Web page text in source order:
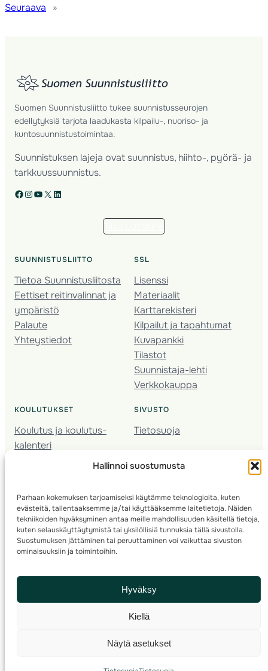
Hallinnoi suostumusta
Parhaan kokemuksen tarjoamiseksi käytämme teknologioita, kuten
evästeitä, tallentaaksemme ja/tai käyttääksemme laitetietoja. Näiden
tekniikoiden hyväksyminen antaa meille mahdollisuuden käsitellä tietoja,
kuten selauskäyttäytymistä tai yksilöllisiä tunnuksia tällä sivustolla.
Suostumuksen jättäminen tai peruuttaminen voi vaikuttaa sivuston
ominaisuuksiin ja toimintoihin.
Hyväksy
Kiellä
Näytä asetukset
Seuraava
»
Suomen Suunnistusliitto tukee suunnistusseurojen
edellytyksiä tarjota laadukasta kilpailu-, nuoriso- ja
kuntosuunnistustoimintaa.
Suunnistuksen lajeja ovat suunnistus, hiihto-, pyörä- ja
tarkkuussuunnistus.
Facebook Instagram YouTube X LinkedIn
SUUNNISTUSLIITTO
Tietoa Suunnistusliitosta
Eettiset reitinvalinnat ja
ympäristö
Palaute
Yhteystiedot
SSL
Lisenssi
Materiaalit
Karttarekisteri
Kilpailut ja tapahtumat
Kuvapankki
Tilastot
Suunnistaja-lehti
Verkkokauppa
KOULUTUKSET
Koulutus ja koulutus­
kalenteri
Nuorison koulutukset
Kartoitus
Ratamestari
SIVUSTO
Tietosuoja
© 2025 ·Suomen Suunnistusliitto· Valimotie 10, 00380 Helsinki, Finland
info(a)suunnistusliitto.fi,Rastilipun asiat: rastilippu(a)suunnistusliitto.fi
Kilpailut ja kuntorastit – Rastilippu:::Rastilipun ohjeet